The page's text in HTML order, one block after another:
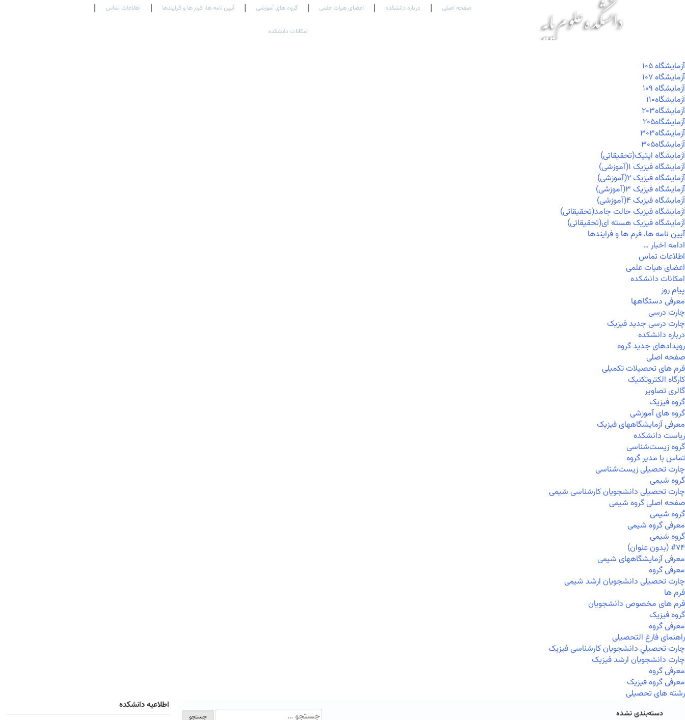
صفحه اصلی درباره دانشکده اعضای هیات علمی گروه های آموزشی آیین نامه ها، فرم ها و فرایندها اطلاعات تماس
امکانات دانشکده
آزمايشگاه ۱۰۵
آزمايشگاه ۱۰۷
آزمايشگاه ۱۰۹
آزمايشگاه۱۱۰
آزمايشگاه۲۰۳
آزمايشگاه۲۰۵
آزمايشگاه۳۰۳
آزمايشگاه۳۰۵
آزمایشگاه اپتیک(تحقیقاتی)
آزمایشگاه فیزیک ۱(آموزشی)
آزمایشگاه فیزیک ۲(آموزشی)
آزمایشگاه فیزیک ۳(آموزشی)
آزمایشگاه فیزیک ۴(آموزشی)
آزمایشگاه فیزیک حالت جامد(تحقیقاتی)
آزمایشگاه فیزیک هسته ای(تحقیقاتی)
آیین نامه ها، فرم ها و فرایندها
ادامه اخبار …
اطلاعات تماس
اعضای هیات علمی
امکانات دانشکده
پیام روز
معرفی دستگاهها
چارت درسی
چارت درسی جدید فیزیک
درباره دانشکده
رویدادهای جدید گروه
صفحه اصلی
فرم های تحصیلات تکمیلی
کارگاه الکتروتکنیک
گالری تصاویر
گروه فیزیک
گروه های آموزشی
معرفی آزمایشگاههای فیزیک
ریاست دانشکده
گروه زیست‌شناسی
تماس با مدیر گروه
چارت تحصیلی زیست‌شناسی
گروه شیمی
چارت تحصیلی دانشجویان کارشناسی شیمی
صفحه اصلی گروه شیمی
گروه شیمی
معرفی گروه شیمی
گروه شیمی
#۷۴ (بدون عنوان)
معرفی آزمایشگاههای شیمی
معرفی گروه
چارت تحصیلی دانشجویان ارشد شیمی
فرم ها
فرم های مخصوص دانشجویان
گروه فیزیک
معرفی گروه
راهنمای فارغ التحصیلی
چارت تحصيلي دانشجویان کارشناسی فیزیک
چارت دانشجویان ارشد فیزیک
معرفی گروه
معرفی گروه فیزیک
رشته های تحصیلی
دسته‌بندی نشده
اطلاعیه دانشکده